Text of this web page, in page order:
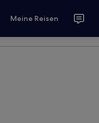
Meine Reisen